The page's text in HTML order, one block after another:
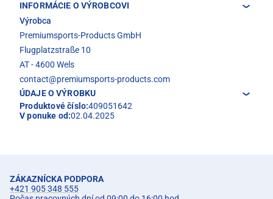
INFORMÁCIE O VÝROBCOVI
Výrobca
Premiumsports-Products GmbH
Flugplatzstraße 10
AT - 4600 Wels
contact@premiumsports-products.com
ÚDAJE O VÝROBKU
Produktové číslo:409051642
V ponuke od:02.04.2025
ZÁKAZNÍCKA PODPORA
+421 905 348 555